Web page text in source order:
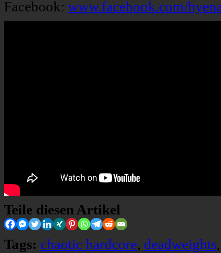
Facebook: www.facebook.com/
Teile diesen Artikel
Tags: chaotic hardcore, deadweights